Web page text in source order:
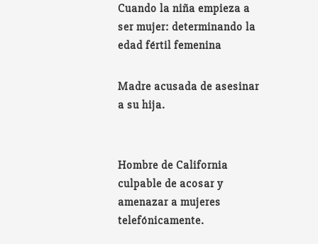
Cuando la niña empieza a
ser mujer: determinando la
edad fértil femenina
Madre acusada de asesinar
a su hija.
Hombre de California
culpable de acosar y
amenazar a mujeres
telefónicamente.